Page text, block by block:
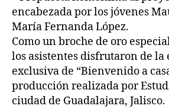
encabezada por los jóvenes
María Fernanda López.
Como un broche de oro
los asistentes disfrutaron de
exclusiva de “Bienvenido a
producción realizada por
ciudad de Guadalajara, Jalisco.